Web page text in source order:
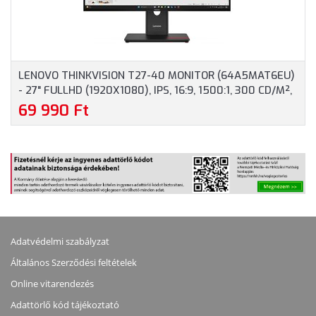
LENOVO THINKVISION T27-40 MONITOR (64A5MAT6EU)
- 27" FULLHD (1920X1080), IPS, 16:9, 1500:1, 300 CD/M²,
4MS, HDMI, DISPLAYPORT, VGA, USB, 3 ÉVGARANCIA,
FEKETE SZÍNBEN
69 990 Ft
Adatvédelmi szabályzat
Általános Szerződési feltételek
Online vitarendezés
Adattörlő kód tájékoztató